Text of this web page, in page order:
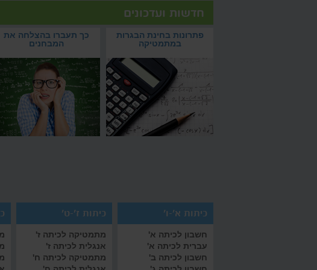
חדשות ועדכונים
כך תעברו בהצלחה את
המבחנים
פתרונות בחינת הבגרות
במתמטיקה
כך תעברו בהצלחה את המבחנים
בהצלחה?
פתרונות בחינת הבגרות במתמטיקה
במתמטיקה? הקליקו והשוו
כיתות א'-ו'
חשבון לכיתה א'
עברית לכיתה א'
חשבון לכיתה ב'
כיתות ז'-ט'
מתמטיקה לכיתה ז'
אנגלית לכיתה ז'
מתמטיקה לכיתה ח'